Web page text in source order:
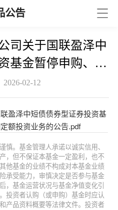
公告
司关于国联盈泽中
基金暂停申购、转
资业务的公告
02-12
盈泽中短债债券型证券投资基
额投资业务的公告.pdf
慎。基金管理人承诺以诚实信用、
，但不保证本基金一定盈利，也不
他基金的业绩不构成对本基金业绩
承受能力，审慎决定是否参与基金
，基金运营状况与基金净值变化引
投资者认购（或申购）基金时应认
产品资料概要等法律文件。投资者